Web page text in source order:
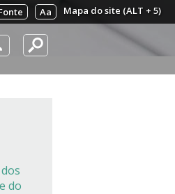
Mapa do site (ALT + 5)
Aa
do